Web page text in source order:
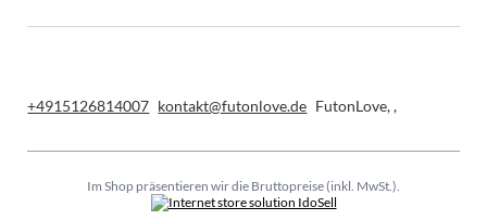
+4915126814007 kontakt@futonlove.de FutonLove,,
Im Shop präsentieren wir die Bruttopreise (inkl. MwSt.).